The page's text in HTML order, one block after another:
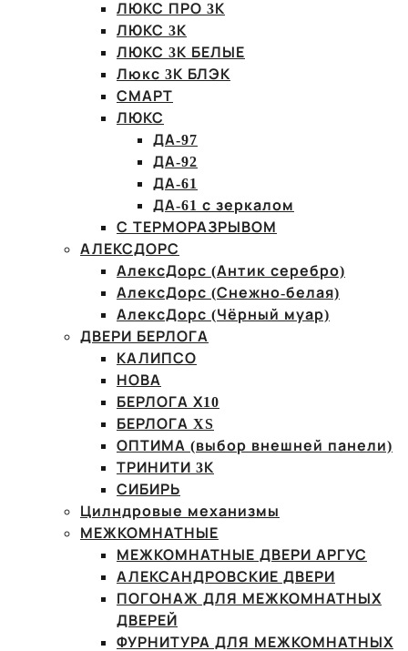
ЛЮКС ПРО 3К
ЛЮКС 3К
ЛЮКС 3К БЕЛЫЕ
Люкс 3К БЛЭК
СМАРТ
ЛЮКС
ДА-97
ДА-92
ДА-61
ДА-61 с зеркалом
С ТЕРМОРАЗРЫВОМ
АЛЕКСДОРС
АлексДорс (Антик серебро)
АлексДорс (Снежно-белая)
АлексДорс (Чёрный муар)
ДВЕРИ БЕРЛОГА
КАЛИПСО
НОВА
БЕРЛОГА Х10
БЕРЛОГА XS
ОПТИМА (выбор внешней панели)
ТРИНИТИ 3К
СИБИРЬ
Цилндровые механизмы
МЕЖКОМНАТНЫЕ
МЕЖКОМНАТНЫЕ ДВЕРИ АРГУС
АЛЕКСАНДРОВСКИЕ ДВЕРИ
ПОГОНАЖ ДЛЯ МЕЖКОМНАТНЫХ
ДВЕРЕЙ
ФУРНИТУРА ДЛЯ МЕЖКОМНАТНЫХ